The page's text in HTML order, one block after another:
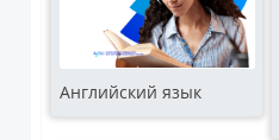
Английский язык